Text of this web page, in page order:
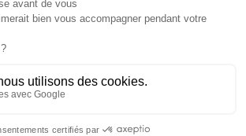
de vente